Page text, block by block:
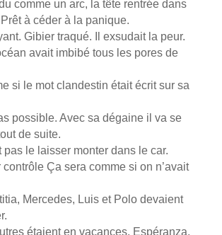
comme un arc, la tête rentrée dans
à céder à la panique.
Gibier traqué. Il exsudait la peur.
avait imbibé tous les pores de
si le mot clandestin était écrit sur sa
possible. Avec sa dégaine il va se
de suite.
pas le laisser monter dans le car.
Ça sera comme si on n’avait
Mercedes, Luis et Polo devaient
étaient en vacances. Espéranza,